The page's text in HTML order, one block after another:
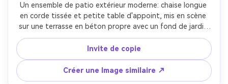
Un ensemble de patio extérieur moderne: chaise longue
en corde tissée et petite table d'appoint, mis en scène
sur une terrasse en béton propre avec un fond de jardin
flou, la lumière du soleil de l'heure dorée avec des ombres
douces, tiré sur Sony A7IV, 35mm, f/2.8, publicité
photoréaliste, aérée, matériaux nets et texture
résistante aux intempéries-AR 4:5
Invite de copie
Créer une Image similaire ↗